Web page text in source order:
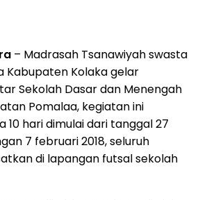
– Madrasah Tsanawiyah swasta
Kabupaten Kolaka gelar
Sekolah Dasar dan Menengah
Pomalaa, kegiatan ini
10 hari dimulai dari tanggal 27
7 februari 2018, seluruh
di lapangan futsal sekolah